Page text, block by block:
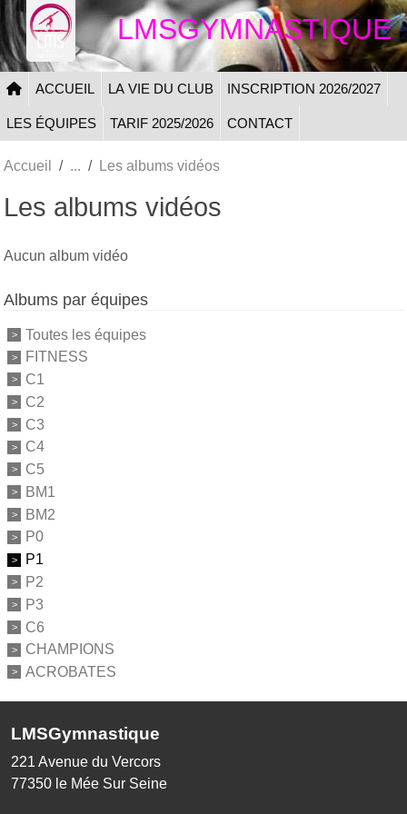
LMSGYMNASTIQUE
ACCUEIL LA VIE DU CLUB INSCRIPTION 2026/2027
LES ÉQUIPES TARIF 2025/2026 CONTACT
Accueil Les albums vidéos
Les albums vidéos
Aucun album vidéo
Albums par équipes
Toutes les équipes
FITNESS
C1
C2
C3
C4
C5
BM1
BM2
P0
P1
P2
P3
C6
CHAMPIONS
ACROBATES
LMSGymnastique
221 Avenue du Vercors
77350 le Mée Sur Seine
Panneau de gestion des cookies